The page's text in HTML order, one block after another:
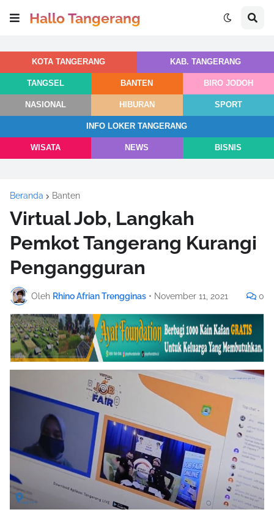
Hallo Tangerang
KOTA TANGERANG KAB. TANGERANG
TANGSEL BANTEN BIRO JODOH
NASIONAL HIBURAN SPORT
INFO LOKER TANGERANG
WISATA NEWS BISNIS
Beranda Banten
Virtual Job, Langkah
Pemkot Tangerang Kurangi
Pengangguran
Oleh Rhino Afrian Trengginas • November 11, 2021 0